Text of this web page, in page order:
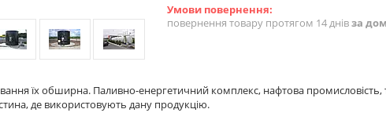
повернення товару протягом 14 днівза
їх обширна. Паливно-енергетичний комплекс, нафтова промисловість,
де використовують дану продукцію.